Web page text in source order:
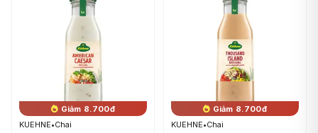
Giảm 8.700đ
KUEHNE•Chai
Giảm 8.700đ
KUEHNE•Chai